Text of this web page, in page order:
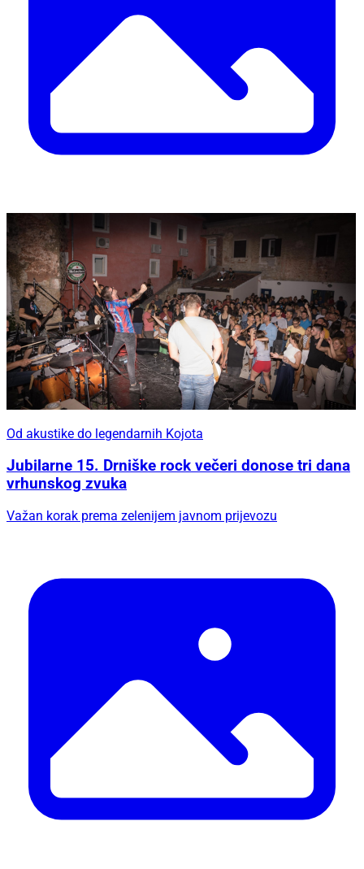
Od akustike do legendarnih Kojota
Jubilarne 15. Drniške rock večeri donose tri dana
vrhunskog zvuka
Važan korak prema zelenijem javnom prijevozu